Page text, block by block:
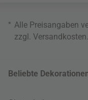
* Alle Preisangaben
zzgl. Versandkosten
Beliebte